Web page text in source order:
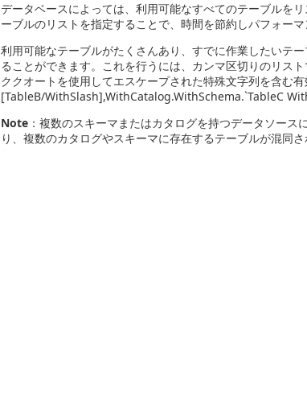
データベースによっては、利用可能なすべてのテーブルを
ーブルのリストを指定することで、時間を節約しパフォー
利用可能なテーブルがたくさんあり、すでに作業したいテ
ることができます。これを行うには、カンマ区切りのリス
ククオートを使用してエスケープされた特殊文字列を含む
[TableB/WithSlash],WithCatalog.WithSchema.`TableC
Note ：複数のスキーマまたはカタログを持つデータソー
り、複数のカタログやスキーマに存在するテーブルが混同さ